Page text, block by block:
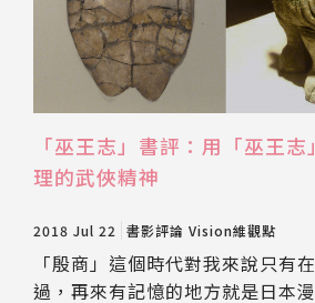
「巫王志」書評：用「巫王
理的武俠精神
2018 Jul 22 書影評論 Vision維觀點
「殷商」這個時代對我來說只有
過，再來有記憶的地方就是日本